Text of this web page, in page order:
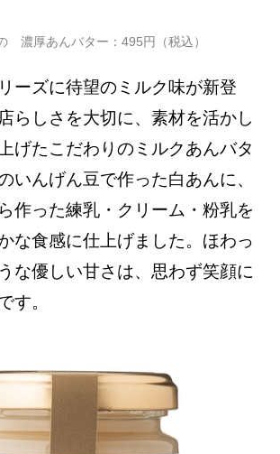
濃厚あんバター：495円（税込）
ーズに待望のミルク味が新登
らしさを大切に、素材を活かし
げたこだわりのミルクあんバタ
いんげん豆で作った白あんに、
作った練乳・クリーム・粉乳を
な食感に仕上げました。ほわっ
な優しい甘さは、思わず笑顔に
す。